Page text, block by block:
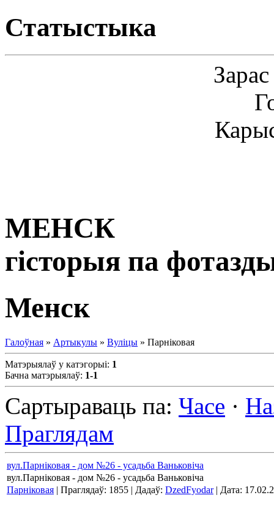
Статыстыка
МЕНСК
гісторыя па
Менск
Галоўная » Артыкулы » Вуліцы » Парніковая
Матэрыялаў у катэгорыі: 1
Бачна матэрыялаў: 1-1
Сартыраваць па: Часе ·
Праглядам
вул.Парніковая - дом №26 - усадьба Ваньковіча
вул.Парніковая - дом №26 - усадьба Ваньковіча
Парніковая | Праглядаў: 1855 | Дадаў: DzedFyodar| Дата: